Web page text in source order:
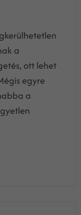
a
ott lehet
egyre
a